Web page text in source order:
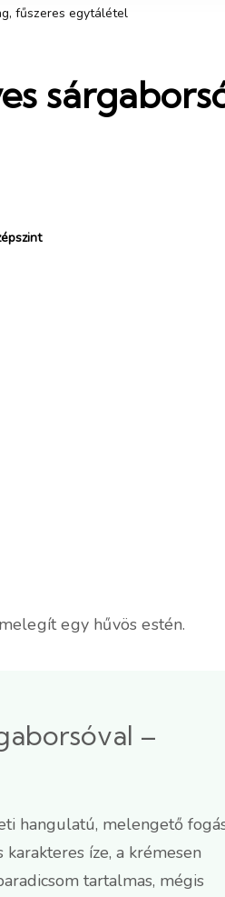
fűszeres egytálétel
egy hűvös estén.
–
hangulatú, melengető
íze, a krémesen
tartalmas, mégis